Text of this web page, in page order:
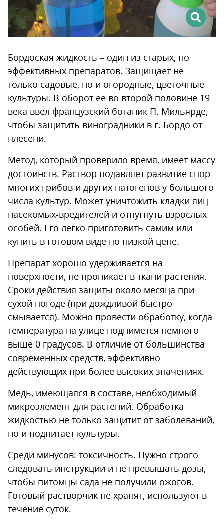
Бордоская жидкость – один из старых, но
эффективных препаратов. Защищает не
только садовые, но и огородные, цветочные
культуры. В оборот ее во второй половине 19
века ввел французский ботаник П. Мильярде,
чтобы защитить виноградники в г. Бордо от
плесени.
Метод, который проверило время, имеет массу
достоинств. Раствор подавляет развитие спор
многих грибов и других патогенов у большого
числа культур. Может уничтожить кладки яиц
насекомых-вредителей и отпугнуть взрослых
особей. Его легко приготовить самим или
купить в готовом виде по низкой цене.
Препарат хорошо удерживается на
поверхности, не проникает в ткани растения.
Сроки действия защиты около месяца при
сухой погоде (при дождливой быстро
смывается). Можно провести обработку, когда
температура на улице поднимется немного
выше 0 градусов. В отличие от большинства
современных средств, эффективно
действующих при более высоких значениях.
Медь, имеющаяся в составе, необходимый
микроэлемент для растений. Обработка
жидкостью не только защитит от заболеваний,
но и подпитает культуры.
Среди минусов: токсичность. Нужно строго
следовать инструкции и не превышать дозы,
чтобы питомцы сада не получили ожогов.
Готовый растворчик не хранят, используют в
течение суток.